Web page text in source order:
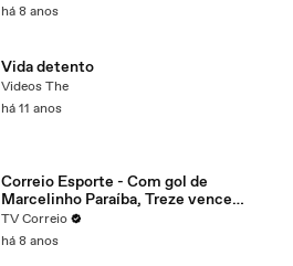
há 8 anos
Vida detento
Videos The
há 11 anos
Correio Esporte - Com gol de
Marcelinho Paraíba, Treze vence
Nacional de Patos, alivia a crise e abre
vantagem na liderança do grupo B
TV Correio
há 8 anos